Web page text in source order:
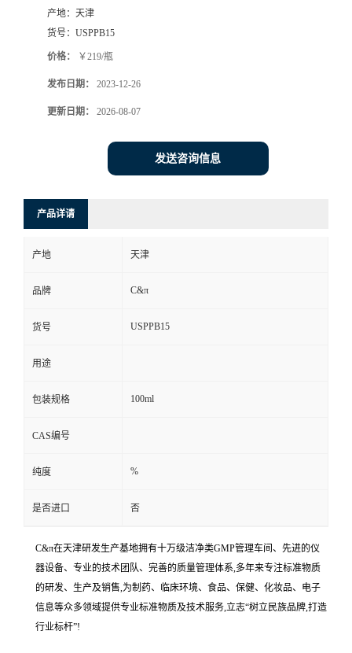
产地： 天津
货号： USPPB15
价格： ￥219/瓶
发布日期： 2023-12-26
更新日期： 2026-08-07
发送咨询信息
产品详请
产地 天津
品牌 C&π
货号 USPPB15
用途
包装规格 100ml
CAS编号
纯度 %
是否进口 否
C&π在天津研发生产基地拥有十万级洁净类GMP管理车间、先进的仪
器设备、专业的技术团队、完善的质量管理体系,多年来专注标准物质
的研发、生产及销售,为制药、临床环境、食品、保健、化妆品、电子
信息等众多领域提供专业标准物质及技术服务,立志“树立民族品牌,打造
行业标杆”!